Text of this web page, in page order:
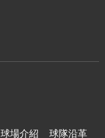
球場介紹 球隊沿革